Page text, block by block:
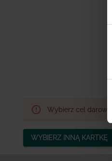
Wybierz cel
WYBIERZ INNĄ KARTKĘ